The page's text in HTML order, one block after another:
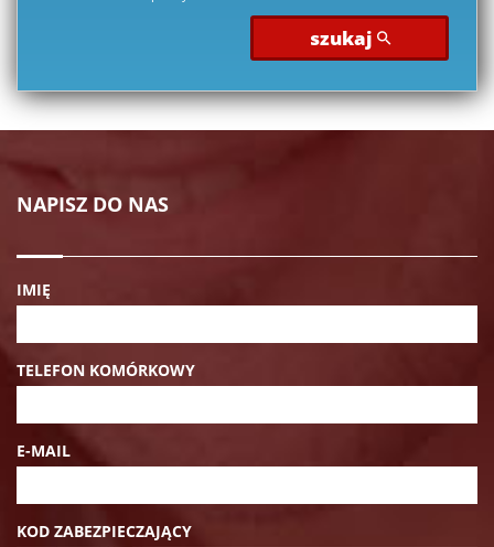
szukaj
NAPISZ DO NAS
IMIĘ
TELEFON KOMÓRKOWY
E-MAIL
KOD ZABEZPIECZAJĄCY